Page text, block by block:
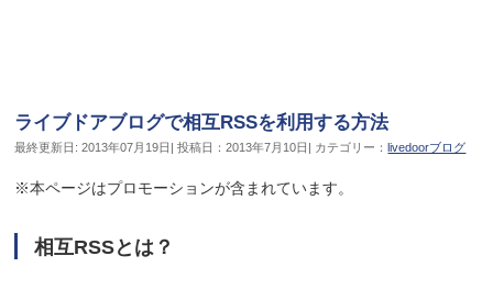
ライブドアブログで相互RSSを利用する方法
最終更新日: 2013年07月19日| 投稿日：2013年7月10日| カテゴリー：livedoorブログ
相互RSSとは？